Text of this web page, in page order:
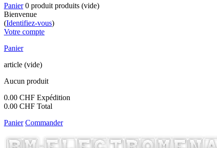
Panier 0 produit produits (vide)
Bienvenue
(Identifiez-vous)
Votre compte
Panier
article (vide)
Aucun produit
0.00 CHF Expédition
0.00 CHF Total
Panier Commander